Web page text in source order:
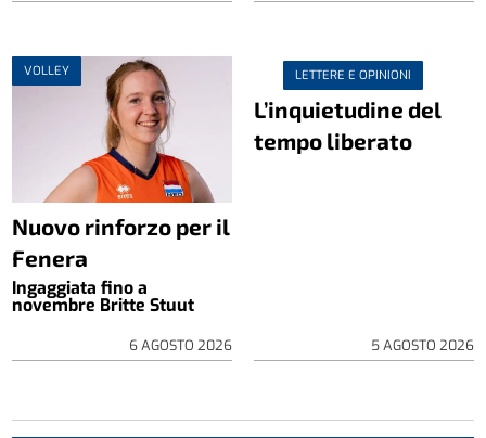
VOLLEY
Nuovo rinforzo per il
Fenera
Ingaggiata fino a
novembre Britte Stuut
6 AGOSTO 2026
LETTERE E OPINIONI
L’inquietudine del
tempo liberato
5 AGOSTO 2026